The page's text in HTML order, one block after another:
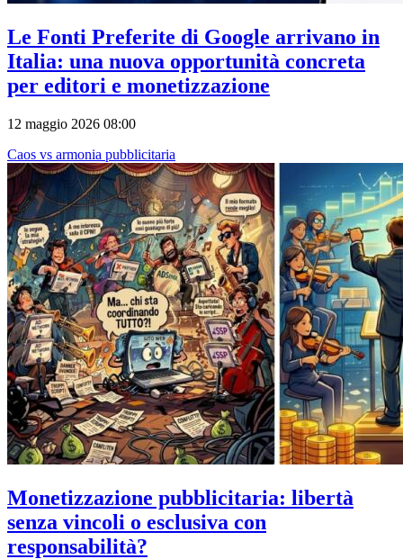
Le Fonti Preferite di Google arrivano in
Italia: una nuova opportunità concreta
per editori e monetizzazione
12 maggio 2026 08:00
Caos vs armonia pubblicitaria
Monetizzazione pubblicitaria: libertà
senza vincoli o esclusiva con
responsabilità?